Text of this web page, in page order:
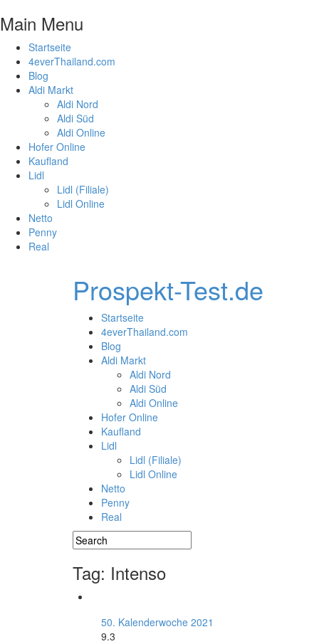
Main Menu
Startseite
4everThailand.com
Blog
Aldi Markt
Aldi Nord
Aldi Süd
Aldi Online
Hofer Online
Kaufland
Lidl
Lidl (Filiale)
Lidl Online
Netto
Penny
Real
Prospekt-Test.de
Startseite
4everThailand.com
Blog
Aldi Markt
Aldi Nord
Aldi Süd
Aldi Online
Hofer Online
Kaufland
Lidl
Lidl (Filiale)
Lidl Online
Netto
Penny
Real
Tag: Intenso
50. Kalenderwoche 2021
9.3